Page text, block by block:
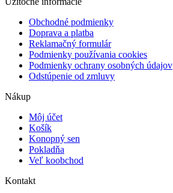
Obchodné podmienky
Doprava a platba
Reklamačný formulár
Podmienky používania cookies
Podmienky ochrany osobných údajov
Odstúpenie od zmluvy
Nákup
Môj účet
Košík
Konopný sen
Pokladňa
Veľ koobchod
Kontakt